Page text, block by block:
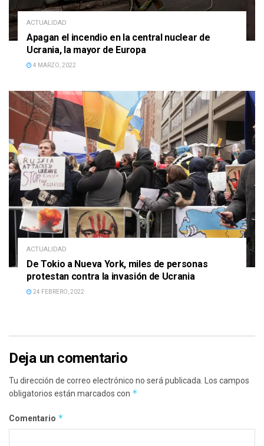
ACTUALIDAD
Apagan el incendio en la central nuclear de
Ucrania, la mayor de Europa
4 MARZO, 2022
ACTUALIDAD
De Tokio a Nueva York, miles de personas
protestan contra la invasión de Ucrania
24 FEBRERO, 2022
Deja un comentario
Tu dirección de correo electrónico no será publicada. Los campos
obligatorios están marcados con *
Comentario *